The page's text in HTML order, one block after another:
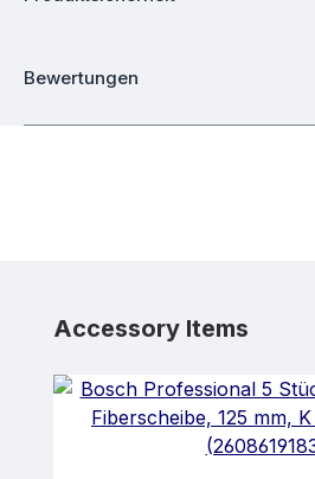
Bewertungen
Produktgalerie überspringen
Accessory Items